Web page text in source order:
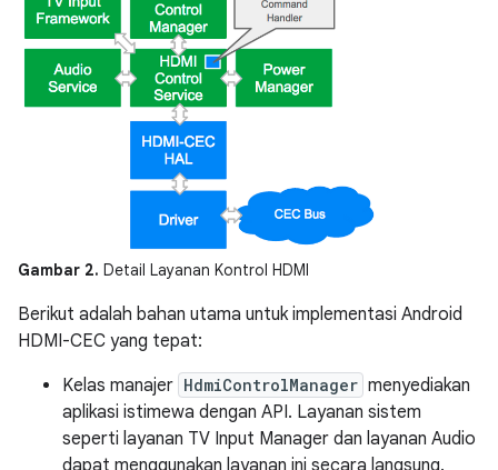
Gambar 2. Detail Layanan Kontrol HDMI
Berikut adalah bahan utama untuk implementasi Android
HDMI-CEC yang tepat:
Kelas manajer HdmiControlManager menyediakan
aplikasi istimewa dengan API. Layanan sistem
seperti layanan TV Input Manager dan layanan Audio
dapat menggunakan layanan ini secara langsung.